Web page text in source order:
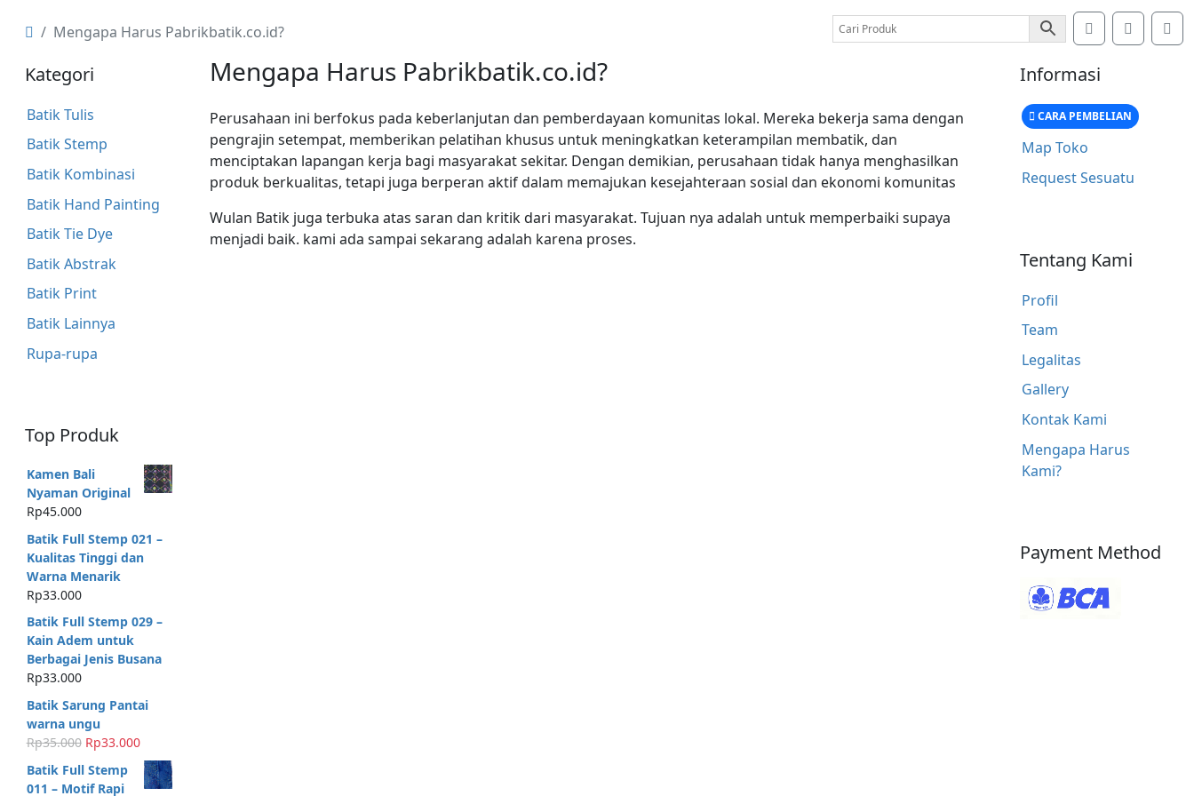
Mengapa Harus Pabrikbatik.co.id? Search Account
Kategori
Batik Tulis
Batik Stemp
Batik Kombinasi
Batik Hand Painting
Batik Tie Dye
Batik Abstrak
Batik Print
Batik Lainnya
Rupa-rupa
Top Produk
Kamen Bali
Nyaman Original
Rp45.000
Batik Full Stemp 021 –
Kualitas Tinggi dan
Warna Menarik
Rp33.000
Batik Full Stemp 029 –
Kain Adem untuk
Berbagai Jenis Busana
Rp33.000
Batik Sarung Pantai
warna ungu
Rp35.000 H
r
Rp33.000H
a
r
Batik Full Stemp
011 – Motif Rapi
Mengapa Harus Pabrikbatik.co.id?
Perusahaan ini berfokus pada keberlanjutan dan pemberdayaan komunitas lokal. Mereka bekerja sama dengan
pengrajin setempat, memberikan pelatihan khusus untuk meningkatkan keterampilan membatik, dan
menciptakan lapangan kerja bagi masyarakat sekitar. Dengan demikian, perusahaan tidak hanya menghasilkan
produk berkualitas, tetapi juga berperan aktif dalam memajukan kesejahteraan sosial dan ekonomi komunitas
Wulan Batik juga terbuka atas saran dan kritik dari masyarakat. Tujuan nya adalah untuk memperbaiki supaya
menjadi baik. kami ada sampai sekarang adalah karena proses.
Informasi
CARA PEMBELIAN
Map Toko
Request Sesuatu
Tentang Kami
Profil
Team
Legalitas
Gallery
Kontak Kami
Mengapa Harus
Kami?
Payment Method